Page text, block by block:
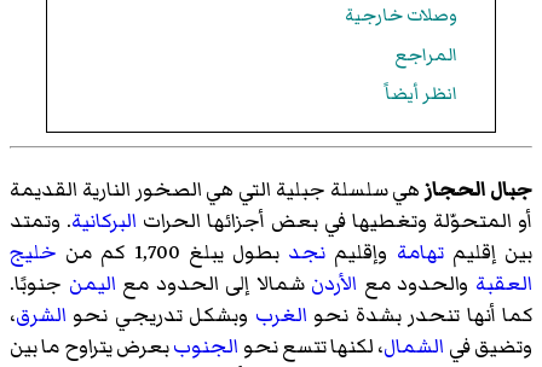
وصلات خارجية
المراجع
انظر أيضاً
جبال الحجازهي سلسلة جبلية التي هي الصخور النارية القديمة
أو المتحوّلة وتغطيها في بعض أجزائها الحرات البركانية. وتمتد
بين إقليمتهامة وإقليم نجد بطول يبلغ 1,700 كم من
خليج
العقبة والحدود مع الأردن شمالا إلى الحدود مع اليمن جنوبًا.
كما أنها تنحدر بشدة نحو الغرب وبشكل تدريجي نحو الشرق،
وتضيق في الشمال، لكنها تتسع نحو الجنوببعرض يتراوح ما بين